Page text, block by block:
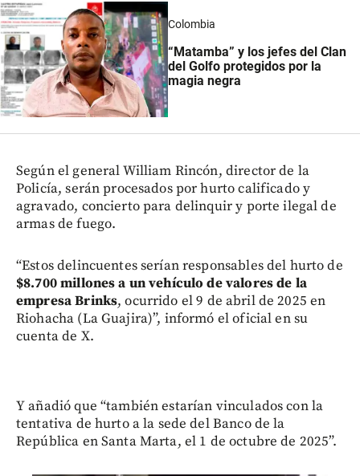
Colombia
“Matamba” y los jefes del Clan
del Golfo protegidos por la
magia negra
Según el general William Rincón, director de la
Policía, serán procesados por hurto calificado y
agravado, concierto para delinquir y porte ilegal de
armas de fuego.
“Estos delincuentes serían responsables del hurto de
$8.700 millones a un vehículo de valores de la
empresa Brinks, ocurrido el 9 de abril de 2025 en
Riohacha (La Guajira)”, informó el oficial en su
cuenta de X.
Y añadió que “también estarían vinculados con la
tentativa de hurto a la sede del Banco de la
República en Santa Marta, el 1 de octubre de 2025”.